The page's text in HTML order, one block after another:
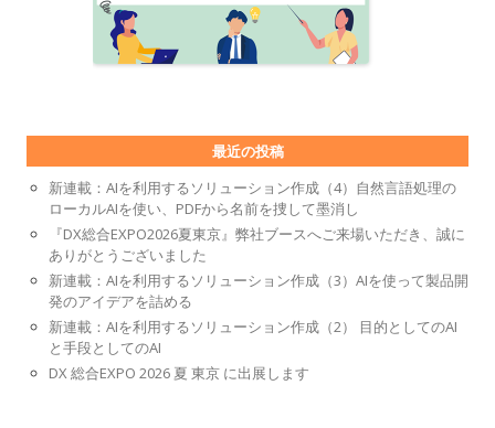
最近の投稿
新連載：AIを利用するソリューション作成（4）自然言語処理の
ローカルAIを使い、PDFから名前を捜して墨消し
『DX総合EXPO2026夏東京』弊社ブースへご来場いただき、誠に
ありがとうございました
新連載：AIを利用するソリューション作成（3）AIを使って製品開
発のアイデアを詰める
新連載：AIを利用するソリューション作成（2） 目的としてのAI
と手段としてのAI
DX 総合EXPO 2026 夏 東京 に出展します